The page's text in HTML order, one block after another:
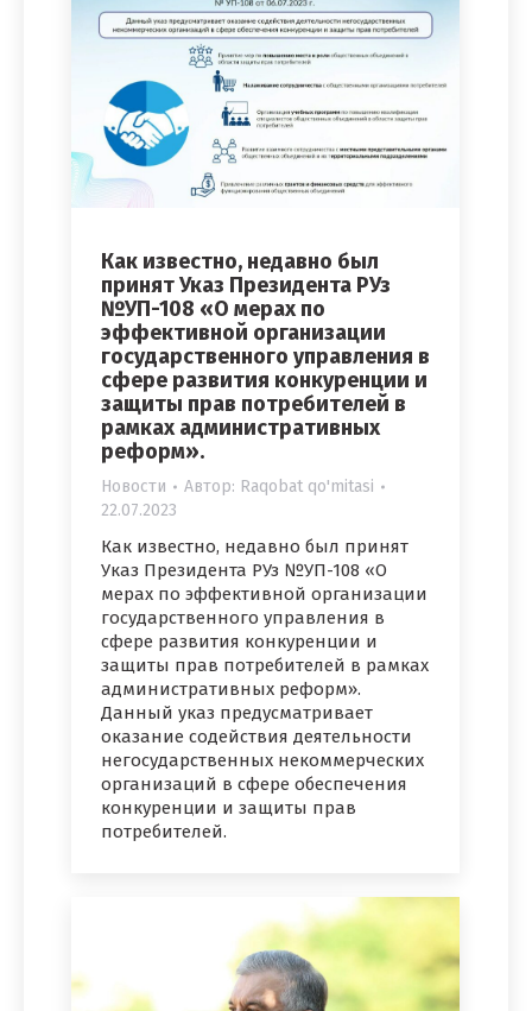
Как известно, недавно был
принят Указ Президента РУз
№УП-108 «О мерах по
эффективной организации
государственного управления в
сфере развития конкуренции и
защиты прав потребителей в
рамках административных
реформ».
Новости Автор: Raqobat qo'mitasi
22.07.2023
Как известно, недавно был принят
Указ Президента РУз №УП-108 «О
мерах по эффективной организации
государственного управления в
сфере развития конкуренции и
защиты прав потребителей в рамках
административных реформ».
Данный указ предусматривает
оказание содействия деятельности
негосударственных некоммерческих
организаций в сфере обеспечения
конкуренции и защиты прав
потребителей.